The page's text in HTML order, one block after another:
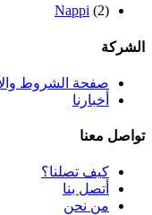
Nappi (2)
الشركة
صفحة الشروط
أخبارنا
تواصل معنا
كيف تصلنا؟
أتصل بنا
من نحن